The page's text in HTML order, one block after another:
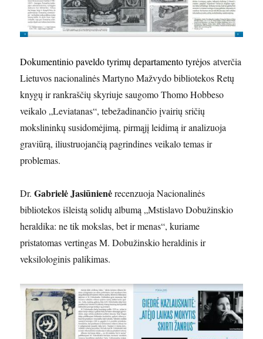
Dokumentinio paveldo tyrimų departamento tyrėjos atverčia
Lietuvos nacionalinės Martyno Mažvydo bibliotekos Retų
knygų ir rankraščių skyriuje saugomo Thomo Hobbeso
veikalo „Leviatanas“, tebežadinančio įvairių sričių
mokslininkų susidomėjimą, pirmąjį leidimą ir analizuoja
graviūrą, iliustruojančią pagrindines veikalo temas ir
problemas.
Dr.Gabrielė Jasiūnienėrecenzuoja Nacionalinės
bibliotekos išleistą solidų albumą „Mstislavo Dobužinskio
heraldika: ne tik mokslas, bet ir menas“, kuriame
pristatomas vertingas M. Dobužinskio heraldinis ir
veksilologinis palikimas.